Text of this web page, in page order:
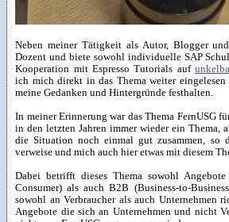
Neben meiner Tätigkeit als Autor, Blogger
Dozent und biete sowohl individuelle SAP
Kooperation mit Espresso Tutorials auf
ich mich direkt in das Thema weiter
meine Gedanken und Hintergründe festhalten.
In meiner Erinnerung war das Thema FernUSG
in den letzten Jahren immer wieder ein Thema,
die Situation noch einmal gut zusammen, so
verweise und mich auch hier etwas mit diesem
Dabei betrifft dieses Thema sowohl
Consumer) als auch B2B (Business-to-
sowohl an Verbraucher als auch Unternehmen
Angebote die sich an Unternehmen und nicht